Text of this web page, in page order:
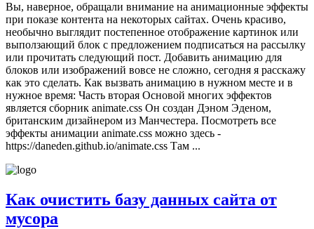
Вы, наверное, обращали внимание на анимационные эффекты
при показе контента на некоторых сайтах. Очень красиво,
необычно выглядит постепенное отображение картинок или
выползающий блок с предложением подписаться на рассылку
или прочитать следующий пост. Добавить анимацию для
блоков или изображений вовсе не сложно, сегодня я расскажу
как это сделать. Как вызвать анимацию в нужном месте и в
нужное время: Часть вторая Основой многих эффектов
является сборник animate.css Он создан Дэном Эденом,
британским дизайнером из Манчестера. Посмотреть все
эффекты анимации animate.css можно здесь -
https://daneden.github.io/animate.css Там ...
Как очистить базу данных сайта от
мусора